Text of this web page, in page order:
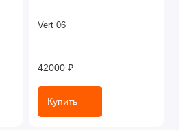
Vert 06
42000 ₽
Купить